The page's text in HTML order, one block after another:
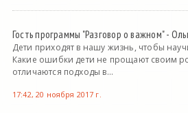
Гость программы "Разговор о важном" -
Дети приходят в нашу жизнь, чтобы
Какие ошибки дети не прощают своим
отличаются подходы в...
17:42, 20 ноября 2017 г.